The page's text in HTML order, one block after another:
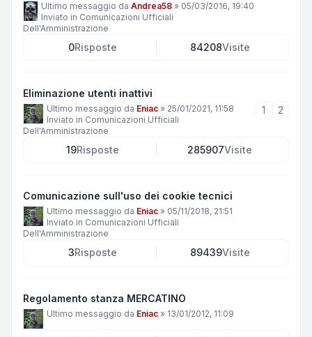
Ultimo messaggio da Andrea58 » 05/03/2016, 19:40
Inviato in Comunicazioni Ufficiali
Dell'Amministrazione
0Risposte 84208Visite
Eliminazione utenti inattivi
Ultimo messaggio da Eniac » 25/01/2021, 11:58
Inviato in Comunicazioni Ufficiali
Dell'Amministrazione
1 2
19Risposte 285907Visite
Comunicazione sull'uso dei cookie tecnici
Ultimo messaggio da Eniac » 05/11/2018, 21:51
Inviato in Comunicazioni Ufficiali
Dell'Amministrazione
3Risposte 89439Visite
Regolamento stanza MERCATINO
Ultimo messaggio da Eniac » 13/01/2012, 11:09